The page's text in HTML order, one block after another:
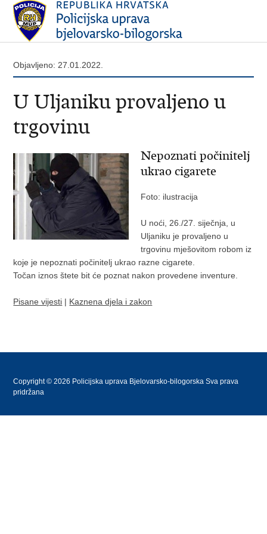
Objavljeno: 27.01.2022.
U Uljaniku provaljeno u
trgovinu
Nepoznati počinitelj
ukrao cigarete
Foto: ilustracija
U noći, 26./27. siječnja, u
Uljaniku je provaljeno u
trgovinu mješovitom robom iz
koje je nepoznati počinitelj ukrao razne cigarete.
Točan iznos štete bit će poznat nakon provedene inventure.
Pisane vijesti | Kaznena djela i zakon
Copyright © 2026 Policijska uprava Bjelovarsko-bilogorska Sva prava
pridržana